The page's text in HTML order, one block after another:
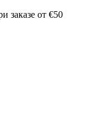
заказе от €50